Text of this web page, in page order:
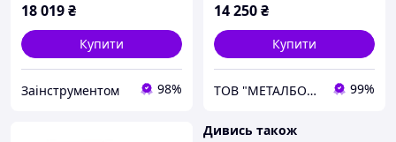
18 019₴
Купити
Заінструментом 98%
14 250₴
Купити
ТОВ "МЕТАЛБОКС" 99%
Дивись також